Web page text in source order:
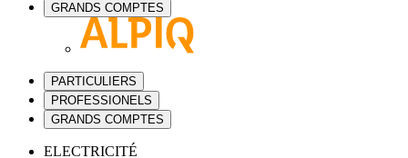
GRANDS COMPTES
PARTICULIERS
PROFESSIONELS
GRANDS COMPTES
ELECTRICITÉ